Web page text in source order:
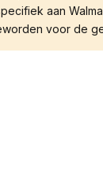
aan
voor de